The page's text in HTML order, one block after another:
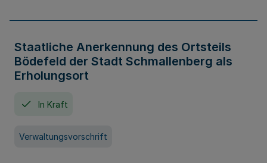
Staatliche Anerkennung des Ortsteils
Bödefeld der Stadt Schmallenberg als
Erholungsort
In Kraft
Verwaltungsvorschrift